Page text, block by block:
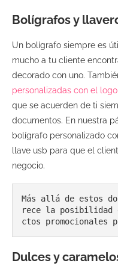
Bolígrafos y
Un bolígrafo siempre es
mucho a tu cliente
decorado con uno.
personalizadas con el logo
que se acuerden de ti
documentos. En nuestra
bolígrafo personalizado
llave usb para que el
negocio.
Más allá de estos
rece la posibilidad
ctos promocionales
Dulces y